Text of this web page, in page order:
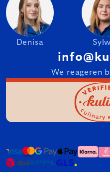
Denisa
We reageren